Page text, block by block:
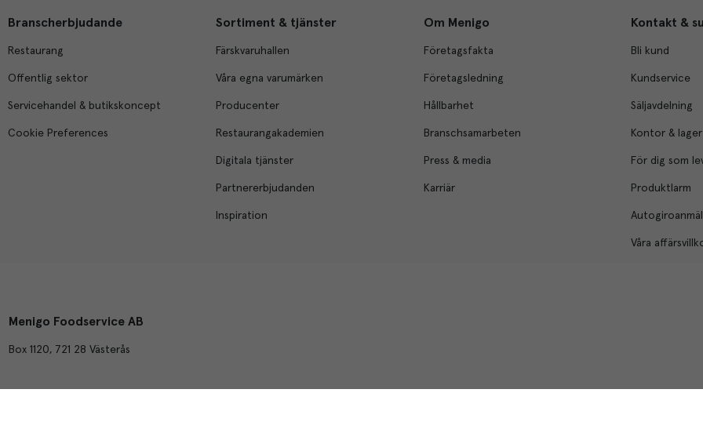
Branscherbjudande
Restaurang
Offentlig sektor
Servicehandel & butikskoncept
Cookie Preferences
Sortiment & tjänster
Färskvaruhallen
Våra egna varumärken
Producenter
Restaurangakademien
Digitala tjänster
Partnererbjudanden
Inspiration
Om Menigo
Företagsfakta
Företagsledning
Hållbarhet
Branschsamarbeten
Press & media
Karriär
Kontakt &
Bli kund
Kundservice
Säljavdelning
Kontor & lager
För dig som
Produktlarm
Våra
Menigo Foodservice AB
Box 1120, 721 28 Västerås